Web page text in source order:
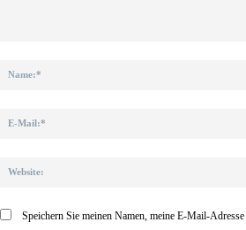
Speichern Sie meinen Namen, meine E-Mail-